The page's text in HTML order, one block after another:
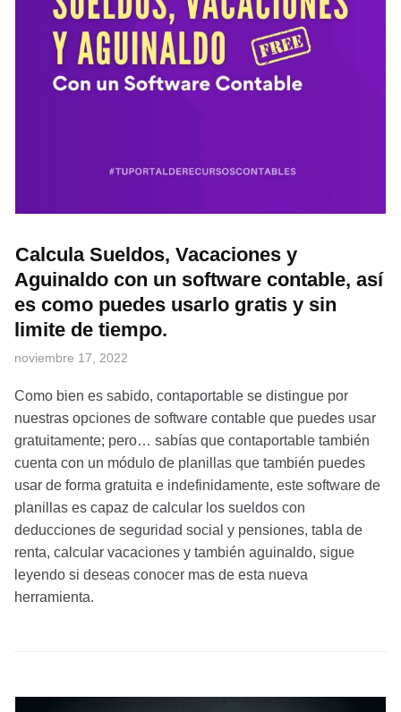
Calcula Sueldos, Vacaciones y
Aguinaldo con un software contable, así
es como puedes usarlo gratis y sin
limite de tiempo.
noviembre 17, 2022
Como bien es sabido, contaportable se distingue por
nuestras opciones de software contable que puedes usar
gratuitamente; pero… sabías que contaportable también
cuenta con un módulo de planillas que también puedes
usar de forma gratuita e indefinidamente, este software de
planillas es capaz de calcular los sueldos con
deducciones de seguridad social y pensiones, tabla de
renta, calcular vacaciones y también aguinaldo, sigue
leyendo si deseas conocer mas de esta nueva
herramienta.